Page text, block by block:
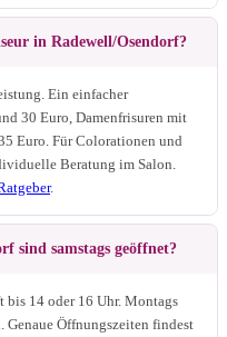
in Radewell/Osendorf?
Ein einfacher
30 Euro, Damenfrisuren mit
Euro. Für Colorationen und
Beratung im Salon.
.
sind samstags geöffnet?
bis 14 oder 16 Uhr. Montags
Genaue Öffnungszeiten findest